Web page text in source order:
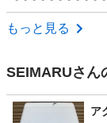
福岡 福岡市
もっと見る
SEIMARUさん
ア